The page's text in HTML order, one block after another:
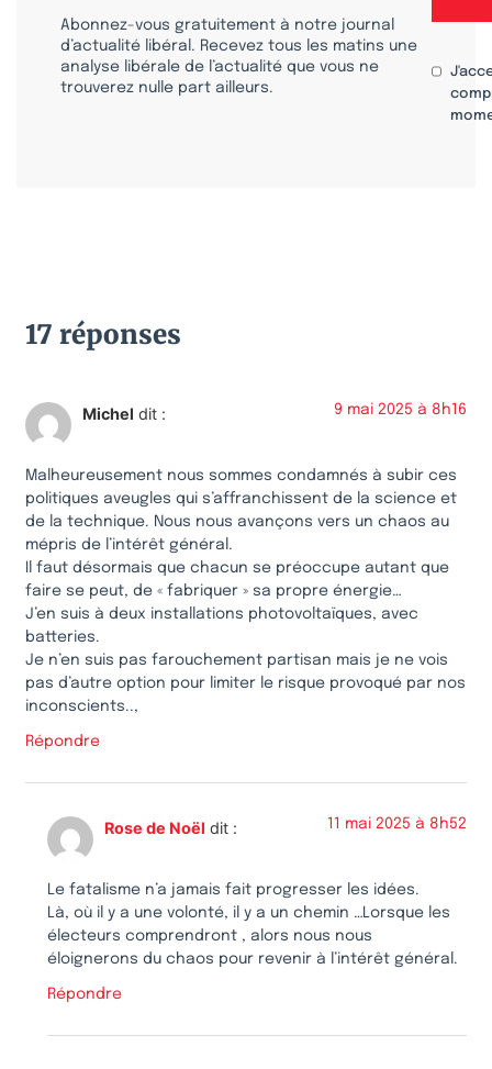
Abonnez-vous gratuitement à notre journal
d’actualité libéral. Recevez tous les matins une
analyse libérale de l’actualité que vous ne
trouverez nulle part ailleurs.
17 réponses
Michel dit : 9 mai 2025 à 8h16
Malheureusement nous sommes condamnés à subir ces
politiques aveugles qui s’affranchissent de la science et
de la technique. Nous nous avançons vers un chaos au
mépris de l’intérêt général.
Il faut désormais que chacun se préoccupe autant que
faire se peut, de « fabriquer » sa propre énergie…
J’en suis à deux installations photovoltaïques, avec
batteries.
Je n’en suis pas farouchement partisan mais je ne vois
pas d’autre option pour limiter le risque provoqué par nos
inconscients..,
Répondre
Rose de Noël dit : 11 mai 2025 à 8h52
Le fatalisme n’a jamais fait progresser les idées.
Là, où il y a une volonté, il y a un chemin …Lorsque les
électeurs comprendront , alors nous nous
éloignerons du chaos pour revenir à l’intérêt général.
Répondre